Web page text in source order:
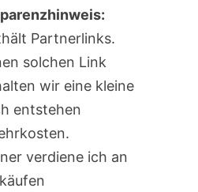
Partnerlinks.
solchen Link
wir eine kleine
entstehen
verdiene ich an